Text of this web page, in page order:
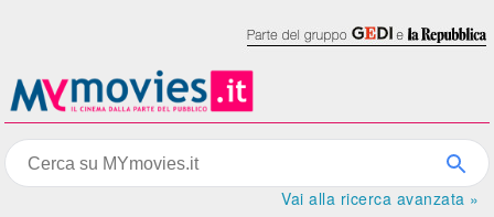
Vai alla ricerca avanzata »